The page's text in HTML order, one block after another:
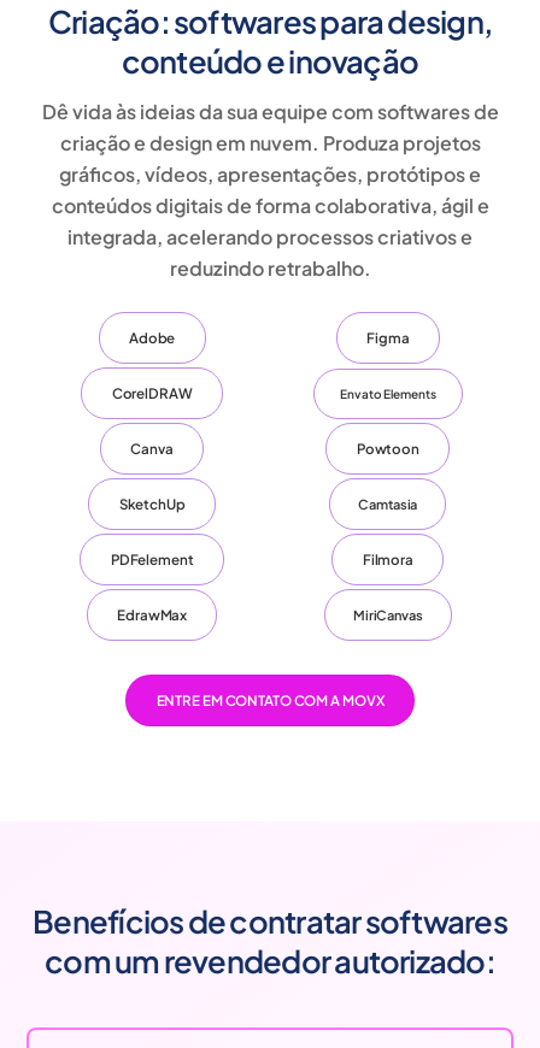
Criação: softwares para design,
conteúdo e inovação
Dê vida às ideias da sua equipe com softwares de
criação e design em nuvem. Produzaprojetos
gráficos, vídeos, apresentações, protótipos e
conteúdos digitaisde forma colaborativa, ágil e
integrada, acelerando processos criativos e
reduzindo retrabalho.
Adobe Figma
CorelDRAW Envato Elements
Canva Powtoon
SketchUp Camtasia
PDFelement Filmora
EdrawMax MiriCanvas
ENTRE EM CONTATO COM A MOVX
Benefícios de contratar softwares
com um revendedor autorizado: